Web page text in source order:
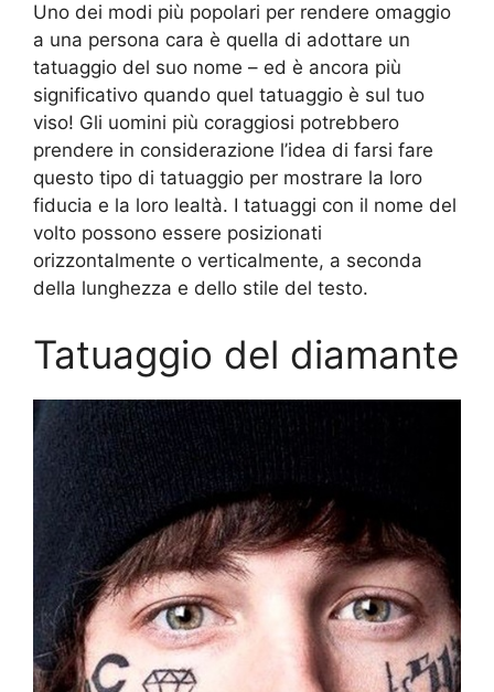
Uno dei modi più popolari per rendere omaggio
a una persona cara è quella di adottare un
tatuaggio del suo nome – ed è ancora più
significativo quando quel tatuaggio è sul tuo
viso! Gli uomini più coraggiosi potrebbero
prendere in considerazione l’idea di farsi fare
questo tipo di tatuaggio per mostrare la loro
fiducia e la loro lealtà. I tatuaggi con il nome del
volto possono essere posizionati
orizzontalmente o verticalmente, a seconda
della lunghezza e dello stile del testo.
Tatuaggio del diamante